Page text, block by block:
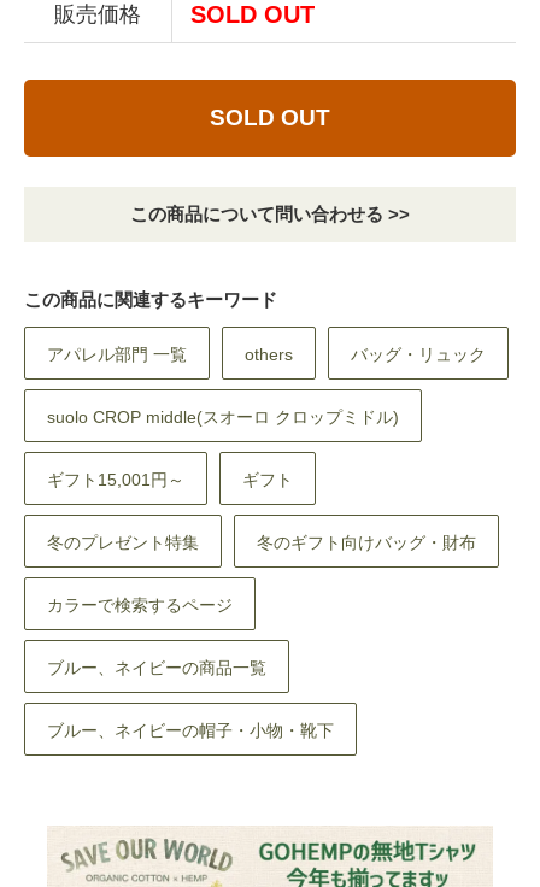
販売価格 SOLD OUT
SOLD OUT
この商品について問い合わせる >>
この商品に関連するキーワード
アパレル部門 一覧 others バッグ・リュック
suolo CROP middle(スオーロ クロップミドル)
ギフト15,001円～ ギフト
冬のプレゼント特集 冬のギフト向けバッグ・財布
カラーで検索するページ
ブルー、ネイビーの商品一覧
ブルー、ネイビーの帽子・小物・靴下